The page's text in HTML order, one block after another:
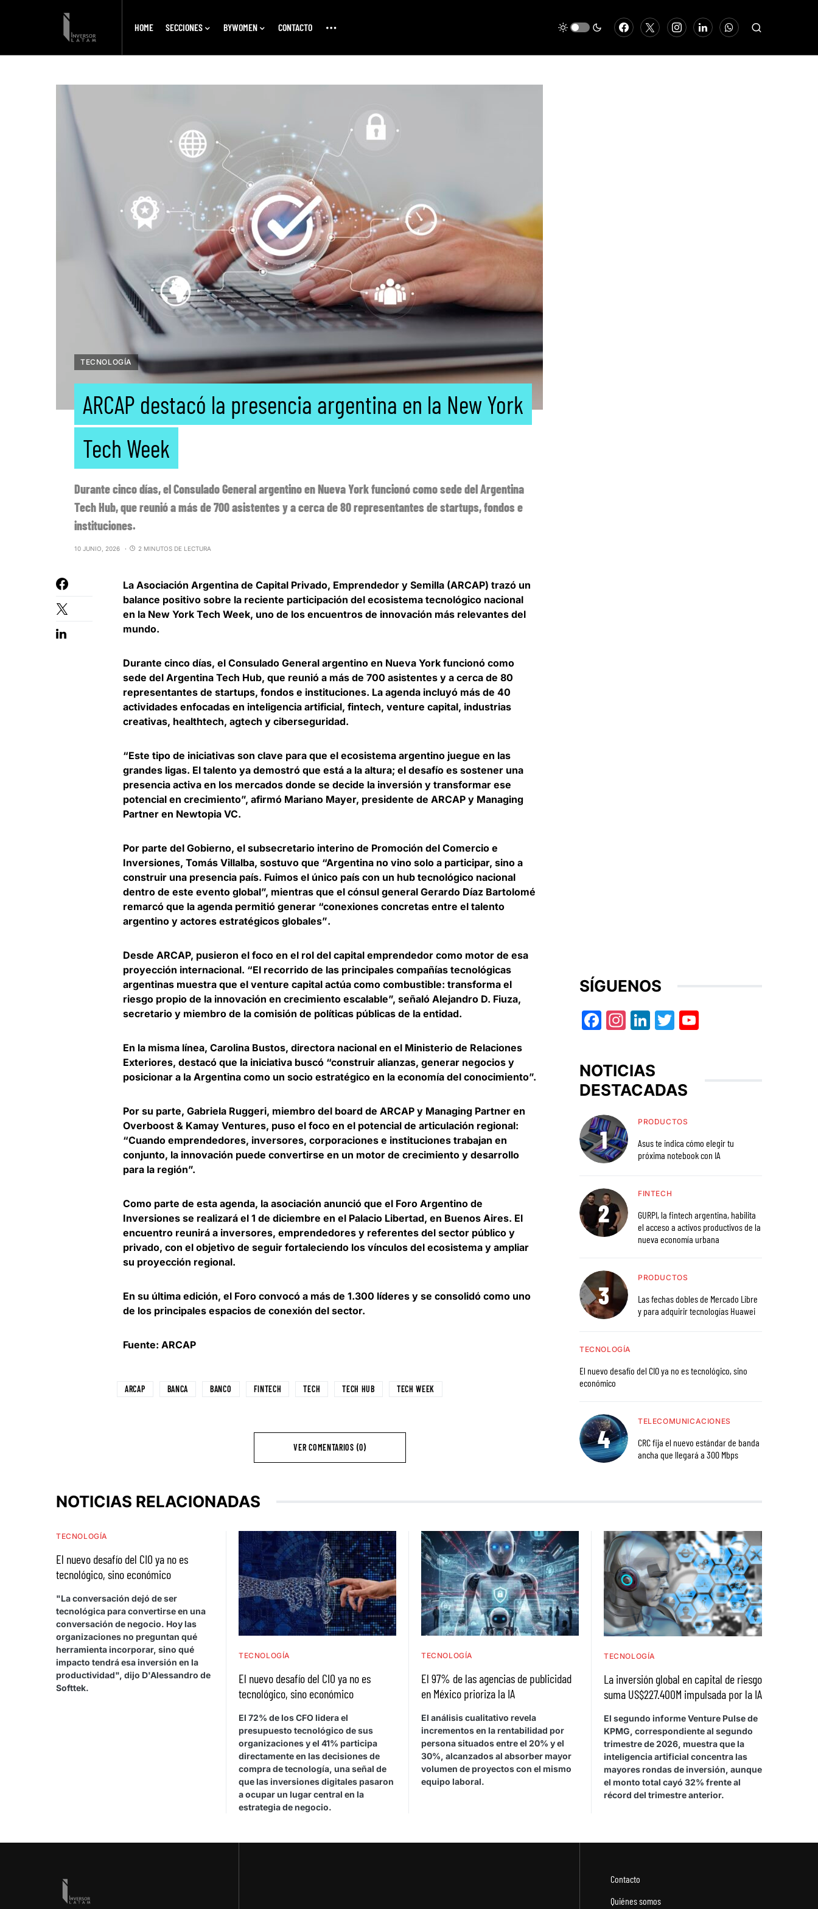
HOME SECCIONES BYWOMEN CONTACTO
TECNOLOGÍA
ARCAP destacó la presencia argentina en la New York
Tech Week
Durante cinco días, el Consulado General argentino en Nueva York funcionó como sede del Argentina
Tech Hub, que reunió a más de 700 asistentes y a cerca de 80 representantes de startups, fondos e
instituciones.
10 JUNIO, 2026 2 MINUTOS DE LECTURA
La Asociación Argentina de Capital Privado, Emprendedor y Semilla (ARCAP) trazó un
balance positivo sobre la reciente participación del ecosistema tecnológico nacional
en la New York Tech Week, uno de los encuentros de innovación más relevantes del
mundo.
Durante cinco días, el Consulado General argentino en Nueva York funcionó como
sede del Argentina Tech Hub, que reunió a más de 700 asistentes y a cerca de 80
representantes de startups, fondos e instituciones. La agenda incluyó más de 40
actividades enfocadas en inteligencia artificial, fintech, venture capital, industrias
creativas, healthtech, agtech y ciberseguridad.
“Este tipo de iniciativas son clave para que el ecosistema argentino juegue en las
grandes ligas. El talento ya demostró que está a la altura; el desafío es sostener una
presencia activa en los mercados donde se decide la inversión y transformar ese
potencial en crecimiento”, afirmó Mariano Mayer, presidente de ARCAP y Managing
Partner en Newtopia VC.
Por parte del Gobierno, el subsecretario interino de Promoción del Comercio e
Inversiones, Tomás Villalba, sostuvo que “Argentina no vino solo a participar, sino a
construir una presencia país. Fuimos el único país con un hub tecnológico nacional
dentro de este evento global”, mientras que el cónsul general Gerardo Díaz Bartolomé
remarcó que la agenda permitió generar “conexiones concretas entre el talento
argentino y actores estratégicos globales”.
Desde ARCAP, pusieron el foco en el rol del capital emprendedor como motor de esa
proyección internacional. “El recorrido de las principales compañías tecnológicas
argentinas muestra que el venture capital actúa como combustible: transforma el
riesgo propio de la innovación en crecimiento escalable”, señaló Alejandro D. Fiuza,
secretario y miembro de la comisión de políticas públicas de la entidad.
En la misma línea, Carolina Bustos, directora nacional en el Ministerio de Relaciones
Exteriores, destacó que la iniciativa buscó “construir alianzas, generar negocios y
posicionar a la Argentina como un socio estratégico en la economía del conocimiento”.
Por su parte, Gabriela Ruggeri, miembro del board de ARCAP y Managing Partner en
Overboost & Kamay Ventures, puso el foco en el potencial de articulación regional:
“Cuando emprendedores, inversores, corporaciones e instituciones trabajan en
conjunto, la innovación puede convertirse en un motor de crecimiento y desarrollo
para la región”.
Como parte de esta agenda, la asociación anunció que el Foro Argentino de
Inversiones se realizará el 1 de diciembre en el Palacio Libertad, en Buenos Aires. El
encuentro reunirá a inversores, emprendedores y referentes del sector público y
privado, con el objetivo de seguir fortaleciendo los vínculos del ecosistema y ampliar
su proyección regional.
En su última edición, el Foro convocó a más de 1.300 líderes y se consolidó como uno
de los principales espacios de conexión del sector.
Fuente: ARCAP
ARCAP BANCA BANCO FINTECH TECH TECH HUB TECH WEEK
VER COMENTARIOS (0)
SÍGUENOS
Facebook
Instagram
LinkedIn
Twitter
NOTICIAS
DESTACADAS
PRODUCTOS
Asus te indica cómo elegir tu
próxima notebook con IA
FINTECH
GURPI, la fintech argentina, habilita
el acceso a activos productivos de la
nueva economía urbana
PRODUCTOS
Las fechas dobles de Mercado Libre
y para adquirir tecnologías Huawei
TECNOLOGÍA
El nuevo desafío del CIO ya no es tecnológico, sino
económico
TELECOMUNICACIONES
CRC fija el nuevo estándar de banda
ancha que llegará a 300 Mbps
NOTICIAS RELACIONADAS
TECNOLOGÍA
El nuevo desafío del CIO ya no es
tecnológico, sino económico
"La conversación dejó de ser
tecnológica para convertirse en una
conversación de negocio. Hoy las
organizaciones no preguntan qué
herramienta incorporar, sino qué
impacto tendrá esa inversión en la
productividad", dijo D'Alessandro de
Softtek.
TECNOLOGÍA
El nuevo desafío del CIO ya no es
tecnológico, sino económico
El 72% de los CFO lidera el
presupuesto tecnológico de sus
organizaciones y el 41% participa
directamente en las decisiones de
compra de tecnología, una señal de
que las inversiones digitales pasaron
a ocupar un lugar central en la
estrategia de negocio.
TECNOLOGÍA
El 97% de las agencias de publicidad
en México prioriza la IA
El análisis cualitativo revela
incrementos en la rentabilidad por
persona situados entre el 20% y el
30%, alcanzados al absorber mayor
volumen de proyectos con el mismo
equipo laboral.
TECNOLOGÍA
La inversión global en capital de riesgo
suma US$227.400M impulsada por la IA
El segundo informe Venture Pulse de
KPMG, correspondiente al segundo
trimestre de 2026, muestra que la
inteligencia artificial concentra las
mayores rondas de inversión, aunque
el monto total cayó 32% frente al
récord del trimestre anterior.
Contacto
Quiénes somos